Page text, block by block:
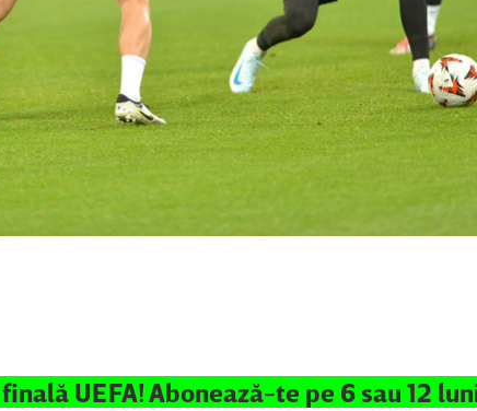
UEFA! Abonează-te pe 6 sau 12